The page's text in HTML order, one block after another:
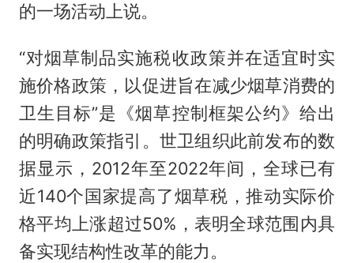
的一场活动上说。
“对烟草制品实施税收政策并在适宜时实
施价格政策，以促进旨在减少烟草消费的
卫生目标”是《烟草控制框架公约》给出
的明确政策指引。世卫组织此前发布的数
据显示，2012年至2022年间，全球已有
近140个国家提高了烟草税，推动实际价
格平均上涨超过50%，表明全球范围内具
备实现结构性改革的能力。